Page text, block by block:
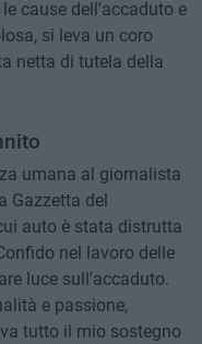
cause dell'accaduto e
si leva un coro
netta di tutela della
umana al giornalista
Gazzetta del
auto è stata distrutta
nel lavoro delle
luce sull'accaduto.
e passione,
tutto il mio sostegno